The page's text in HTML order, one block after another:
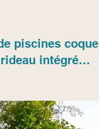
piscines coque
rideau intégré…